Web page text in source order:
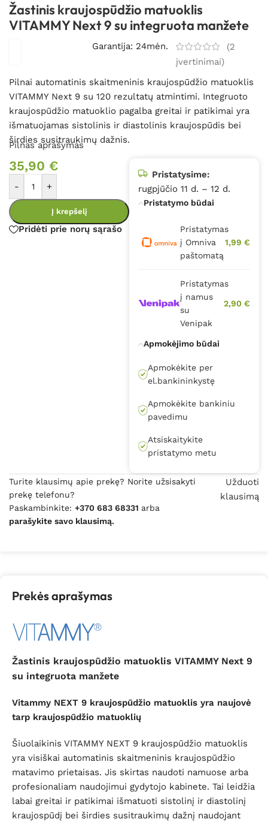
Žastinis kraujospūdžio matuoklis
VITAMMY Next 9 su integruota manžete
Garantija: 24mėn. (2
įvertinimai)
Pilnai automatinis skaitmeninis kraujospūdžio matuoklis
VITAMMY Next 9 su 120 rezultatų atmintimi. Integruoto
kraujospūdžio matuoklio pagalba greitai ir patikimai yra
išmatuojamas sistolinis ir diastolinis kraujospūdis bei
širdies susitraukimų dažnis.
Pilnas aprašymas
35,90 €
- +
Į krepšelį
Pridėti prie norų sąrašo
Pristatysime:
rugpjūčio 11 d. – 12 d.
Pristatymo būdai
Pristatymas
į Omniva
paštomatą
1,99 €
Pristatymas
į namus
su
Venipak
2,90 €
Apmokėjimo būdai
Apmokėkite per
el.bankininkystę
Apmokėkite bankiniu
pavedimu
Atsiskaitykite
pristatymo metu
Turite klausimų apie prekę? Norite užsisakyti
prekę telefonu?
Paskambinkite: +370 683 68331 arba
parašykite savo klausimą.
Užduoti
klausimą
Prekės aprašymas
Žastinis kraujospūdžio matuoklis VITAMMY Next 9
su integruota manžete
Vitammy NEXT 9 kraujospūdžio matuoklis yra naujovė
tarp kraujospūdžio matuoklių
Šiuolaikinis VITAMMY NEXT 9 kraujospūdžio matuoklis
yra visiškai automatinis skaitmeninis kraujospūdžio
matavimo prietaisas. Jis skirtas naudoti namuose arba
profesionaliam naudojimui gydytojo kabinete. Tai leidžia
labai greitai ir patikimai išmatuoti sistolinį ir diastolinį
kraujospūdį bei širdies susitraukimų dažnį naudojant